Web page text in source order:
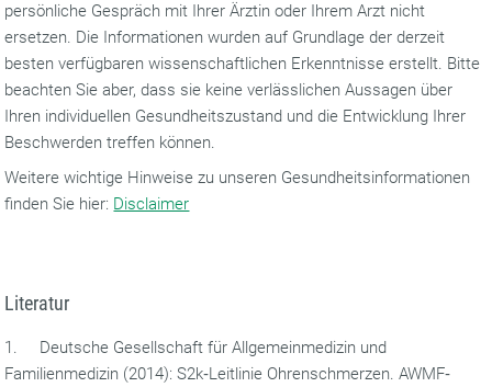
persönliche Gespräch mit Ihrer Ärztin oder Ihrem Arzt nicht
ersetzen. Die Informationen wurden auf Grundlage der derzeit
besten verfügbaren wissenschaftlichen Erkenntnisse erstellt. Bitte
beachten Sie aber, dass sie keine verlässlichen Aussagen über
Ihren individuellen Gesundheitszustand und die Entwicklung Ihrer
Beschwerden treffen können.
Weitere wichtige Hinweise zu unseren Gesundheitsinformationen
finden Sie hier: Disclaimer
Literatur
1. Deutsche Gesellschaft für Allgemeinmedizin und
Familienmedizin (2014): S2k‐Leitlinie Ohrenschmerzen. AWMF‐